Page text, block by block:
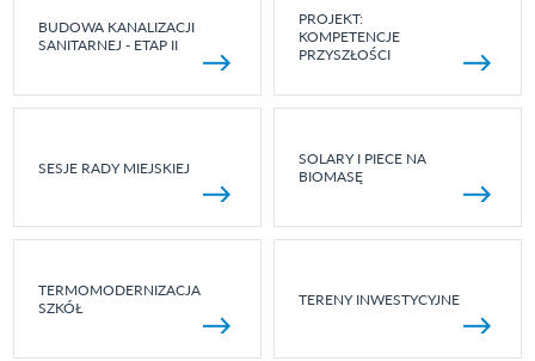
BUDOWA KANALIZACJI
SANITARNEJ - ETAP II
PROJEKT:
KOMPETENCJE
PRZYSZŁOŚCI
SESJE RADY MIEJSKIEJ
SOLARY I PIECE NA
BIOMASĘ
TERMOMODERNIZACJA
SZKÓŁ
TERENY INWESTYCYJNE